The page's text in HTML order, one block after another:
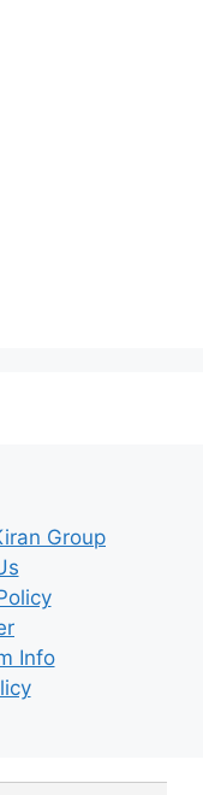
Group
Info